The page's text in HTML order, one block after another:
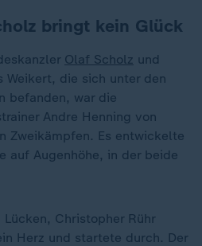
bringt kein Glück
Olaf Scholz und
Weikert, die sich unter den
befanden, war die
Andre Henning von
Zweikämpfen. Es entwickelte
auf Augenhöhe, in der beide
Christopher Rühr
Herz und startete durch. Der